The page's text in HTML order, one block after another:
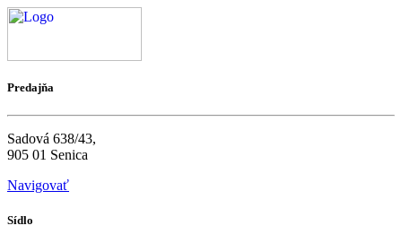
Predajňa
Sadová 638/43,
905 01 Senica
Navigovať
Sídlo